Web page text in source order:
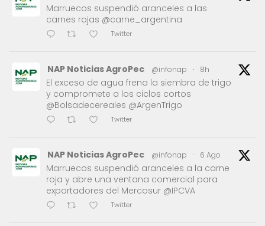
Marruecos suspendió aranceles a las
carnes rojas @carne_argentina
Twitter
NAP Noticias AgroPec @infonap · 8h
El exceso de agua frena la siembra de trigo
y compromete a los ciclos cortos
@Bolsadecereales @ArgenTrigo
Twitter
NAP Noticias AgroPec @infonap · 6 Ago
Marruecos suspendió aranceles a la carne
roja y abre una ventana comercial para
exportadores del Mercosur @IPCVA
Twitter